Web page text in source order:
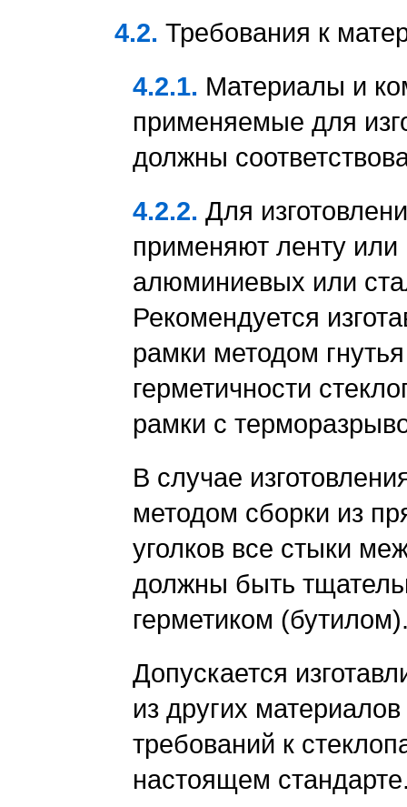
4.2. Требования к
4.2.1. Материалы и
применяемые для
должны
4.2.2. Для
применяют ленту
алюминиевых или
Рекомендуется
рамки методом
герметичности
рамки с
В случае
методом сборки из
уголков все стыки
должны быть
герметиком
Допускается
из других
требований к
настоящем